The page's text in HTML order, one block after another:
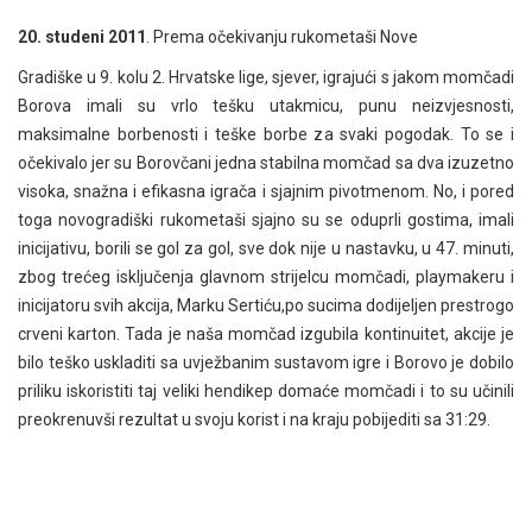
20. studeni 2011 . Prema očekivanju rukometaši Nove
Gradiške u 9. kolu 2. Hrvatske lige, sjever, igrajući s jakom momčadi
Borova imali su vrlo tešku utakmicu, punu neizvjesnosti,
maksimalne borbenosti i teške borbe za svaki pogodak. To se i
očekivalo jer su Borovčani jedna stabilna momčad sa dva izuzetno
visoka, snažna i efikasna igrača i sjajnim pivotmenom. No, i pored
toga novogradiški rukometaši sjajno su se oduprli gostima, imali
inicijativu, borili se gol za gol, sve dok nije u nastavku, u 47. minuti,
zbog trećeg isključenja glavnom strijelcu momčadi, playmakeru i
inicijatoru svih akcija, Marku Sertiću,po sucima dodijeljen prestrogo
crveni karton. Tada je naša momčad izgubila kontinuitet, akcije je
bilo teško uskladiti sa uvježbanim sustavom igre i Borovo je dobilo
priliku iskoristiti taj veliki hendikep domaće momčadi i to su učinili
preokrenuvši rezultat u svoju korist i na kraju pobijediti sa 31:29.